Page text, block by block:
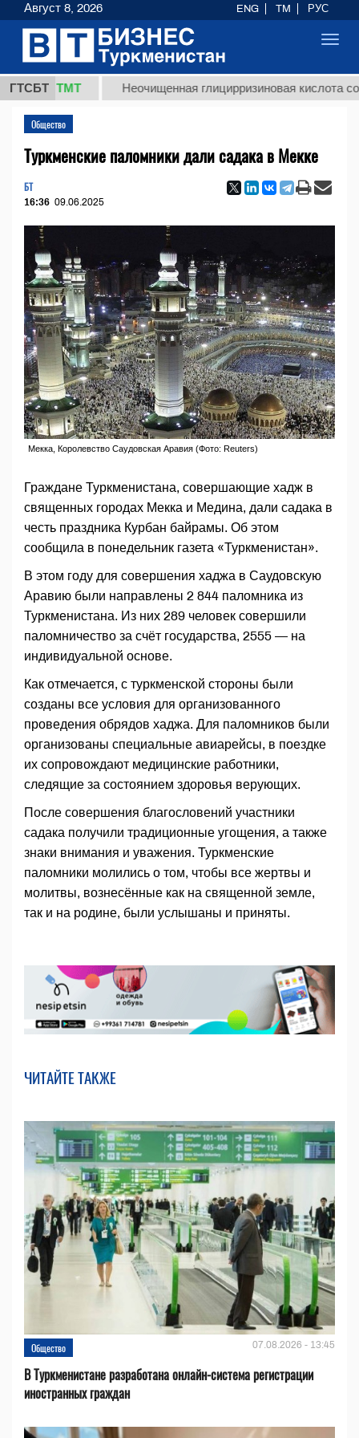
ГТСБТ
ТМТ Неочищенная глицирризиновая кислота
Общество
Туркменские паломники дали садака в Мекке
БТ
16:36 09.06.2025
Мекка, Королевство Саудовская Аравия (Фото: Reuters)
Граждане Туркменистана, совершающие хадж в
священных городах Мекка и Медина, дали садака в
честь праздника Курбан байрамы. Об этом
сообщила в понедельник газета «Туркменистан».
В этом году для совершения хаджа в Саудовскую
Аравию были направлены 2 844 паломника из
Туркменистана. Из них 289 человек совершили
паломничество за счёт государства, 2555 — на
индивидуальной основе.
Как отмечается, с туркменской стороны были
созданы все условия для организованного
проведения обрядов хаджа. Для паломников были
организованы специальные авиарейсы, в поездке
их сопровождают медицинские работники,
следящие за состоянием здоровья верующих.
После совершения благословений участники
садака получили традиционные угощения, а также
знаки внимания и уважения. Туркменские
паломники молились о том, чтобы все жертвы и
молитвы, вознесённые как на священной земле,
так и на родине, были услышаны и приняты.
ЧИТАЙТЕ ТАКЖЕ
Общество 07.08.2026 - 13:45
В Туркменистане разработана онлайн-система регистрации
иностранных граждан
Август 8, 2026 ENG TM РУС